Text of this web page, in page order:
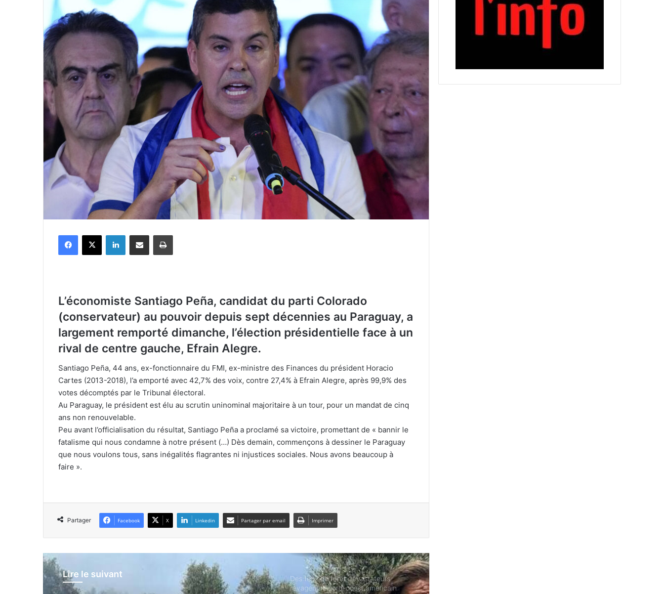
L’économiste Santiago Peña, candidat du parti Colorado
(conservateur) au pouvoir depuis sept décennies au Paraguay, a
largement remporté dimanche, l’élection présidentielle face à un
rival de centre gauche, Efrain Alegre.
Santiago Peña, 44 ans, ex-fonctionnaire du FMI, ex-ministre des Finances du président Horacio
Cartes (2013-2018), l’a emporté avec 42,7% des voix, contre 27,4% à Efrain Alegre, après 99,9% des
votes décomptés par le Tribunal électoral.
Au Paraguay, le président est élu au scrutin uninominal majoritaire à un tour, pour un mandat de cinq
ans non renouvelable.
Peu avant l’officialisation du résultat, Santiago Peña a proclamé sa victoire, promettant de « bannir le
fatalisme qui nous condamne à notre présent (…) Dès demain, commençons à dessiner le Paraguay
que nous voulons tous, sans inégalités flagrantes ni injustices sociales. Nous avons beaucoup à
faire ».
Partager Facebook X Linkedin Partager par email Imprimer
Lire le suivant
Présidence turque : les récentes
attaques de l’armée sioniste à Ghaza
Chine : 4 morts et 2 blessés dans un
incendie d’immeuble au centre du
morts en essayant de gagner l’enclave
de Ceuta
migration illégale pour faire pression
sur l’Espagne
Des feux de forêt dévastateurs
ravagent le nord-ouest américain